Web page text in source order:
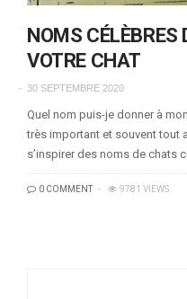
NOMS CÉLÈBRES
VOTRE CHAT
30 SEPTEMBRE 2020
Quel nom puis-je donner à
très important et souvent tout
s’inspirer des noms de chats
0 COMMENT 9781 VIEWS